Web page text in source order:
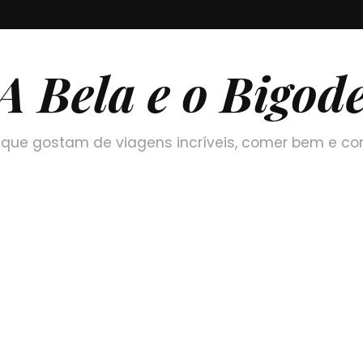
Bela e o
gostam de viagens incríveis, comer bem e